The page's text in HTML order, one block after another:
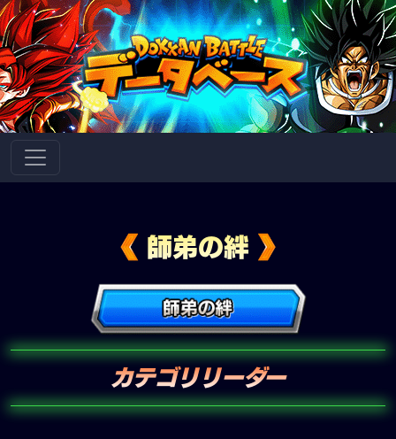
師弟の絆
カテゴリリーダー